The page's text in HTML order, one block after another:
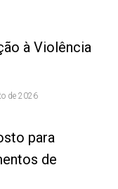
à Violência
de 2026
para
de